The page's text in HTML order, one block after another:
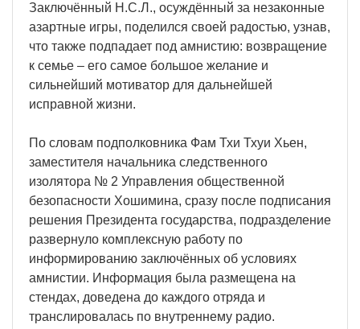
Заключённый Н.C.Л., осуждённый за незаконные
азартные игры, поделился своей радостью, узнав,
что также подпадает под амнистию: возвращение
к семье – его самое большое желание и
сильнейший мотиватор для дальнейшей
исправной жизни.
По словам подполковника Фам Тхи Тхуи Хьен,
заместителя начальника следственного
изолятора № 2 Управления общественной
безопасности Хошимина, сразу после подписания
решения Президента государства, подразделение
развернуло комплексную работу по
информированию заключённых об условиях
амнистии. Информация была размещена на
стендах, доведена до каждого отряда и
транслировалась по внутреннему радио.